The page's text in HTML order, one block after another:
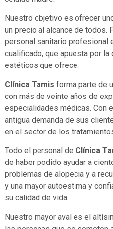
Nuestro objetivo es ofrecer
un precio al alcance de todos.
personal sanitario profesional
cualificado, que apuesta por
estéticos que ofrece.
Clínica Tamis forma parte de
con más de veinte años de
especialidades médicas. Con
antigua demanda de sus
en el sector de los
Todo el personal de Clínica
de haber podido ayudar a
problemas de alopecia y a
y una mayor autoestima y
su calidad de vida.
Nuestro mayor aval es el